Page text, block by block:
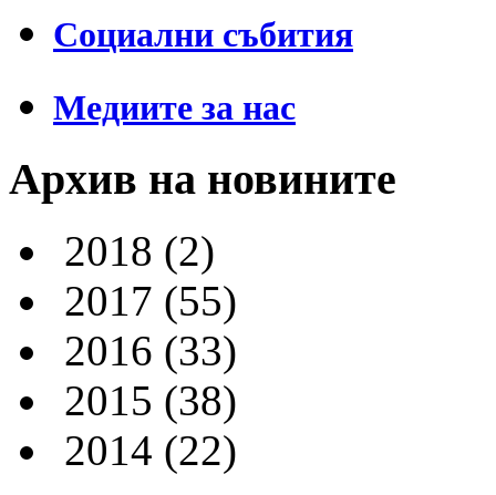
Социални събития
Медиите за нас
Архив на новините
2018 (2)
2017 (55)
2016 (33)
2015 (38)
2014 (22)